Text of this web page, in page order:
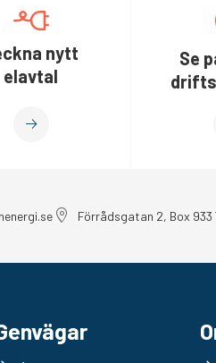
nytt
elavtal
Se
Förrådsgatan 2, Box